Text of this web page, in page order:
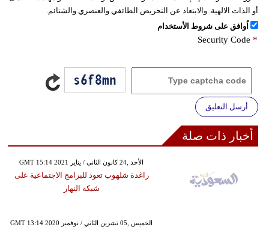
أو الذات الالهية. والابتعاد عن التحريض الطائفي والعنصري والشتائم.
اُوافق على شروط الأستخدام
Security Code *
أرسل التعليق
أخبار ذات صلة
GMT 15:14 2021 الأحد ,24 كانون الثاني / يناير
راغدة شلهوب تعود للبرامج الاجتماعية على
شبكة النهار
GMT 13:14 2020 الخميس ,05 تشرين الثاني / نوفمبر